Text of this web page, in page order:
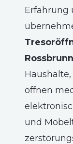
Erfahrung
öffnen
und